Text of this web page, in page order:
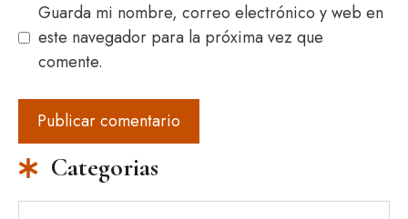
Guarda mi nombre, correo electrónico y web en
este navegador para la próxima vez que
comente.
Categorias